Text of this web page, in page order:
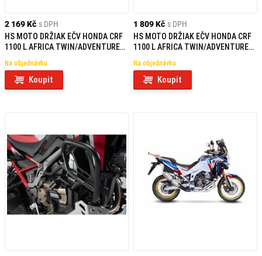
2 169 Kč s DPH
HS MOTO DRŽIAK EČV HONDA CRF
1100 L AFRICA TWIN/ADVENTURE
Na objednávku
Koupit
1 809 Kč s DPH
HS MOTO DRŽIAK EČV HONDA CRF
1100 L AFRICA TWIN/ADVENTURE
Na objednávku
Koupit